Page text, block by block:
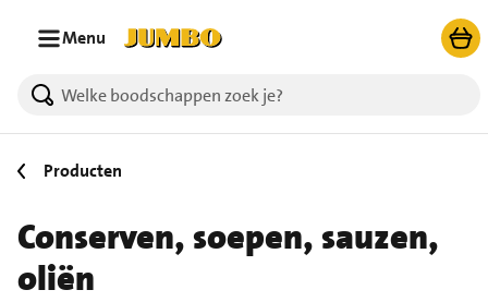
Menu
51 producten gevonden.
Producten
Conserven, soepen, sauzen,
oliën